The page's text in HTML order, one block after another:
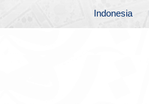
Indonesia